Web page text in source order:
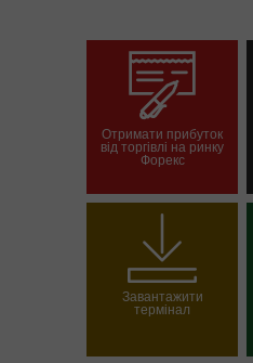
Отримати прибуток
від торгівлі на ринку
Форекс
рахунок
Завантажити
термінал